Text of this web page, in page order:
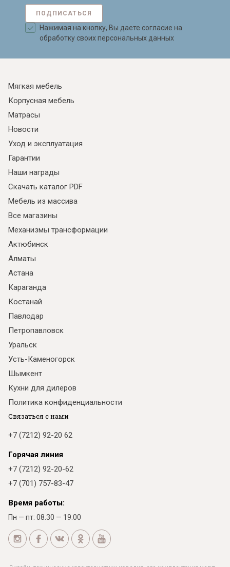
ПОДПИСАТЬСЯ
Нажимая на кнопку, Вы даете согласие на
обработку своих персональных данных
Мягкая мебель
Корпусная мебель
Матрасы
Новости
Уход и эксплуатация
Гарантии
Наши награды
Скачать каталог PDF
Мебель из массива
Все магазины
Механизмы трансформации
Актюбинск
Алматы
Астана
Караганда
Костанай
Павлодар
Петропавловск
Уральск
Усть-Каменогорск
Шымкент
Кухни для дилеров
Политика конфиденциальности
Связаться с нами
+7 (7212) 92-20 62
Горячая линия
+7 (7212) 92-20-62
+7 (701) 757-83-47
Время работы:
Пн — пт: 08.30 — 19.00